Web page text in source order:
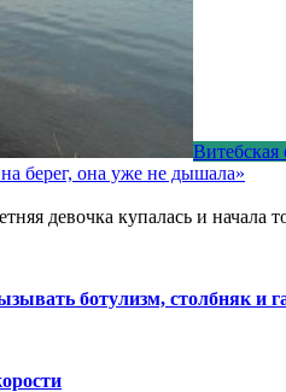
Витебская
берег, она уже не дышала»
девочка купалась и начала
ботулизм, столбняк и